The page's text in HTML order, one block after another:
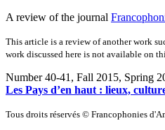
A review of the journal
This article is a review of another work
work discussed here is not available on
Number 40-41, Fall 2015, Spring
Les Pays d’en haut : lieux,
Tous droits réservés © Francophonies